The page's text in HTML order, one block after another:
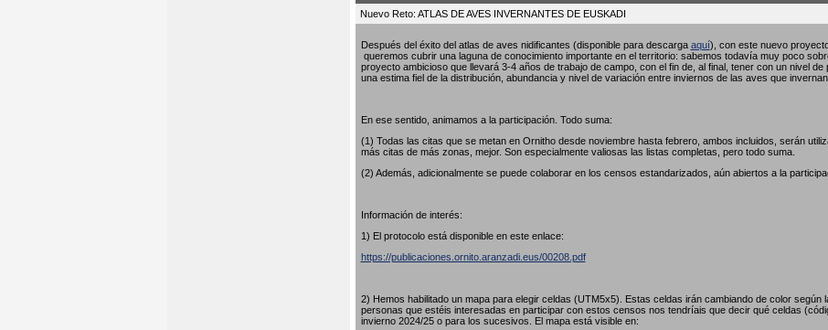
Nuevo Reto: ATLAS DE AVES INVERNANTES DE EUSKADI
Después del éxito del atlas de aves nidificantes (disponible para descarga aquí), con este nuevo
queremos cubrir una laguna de conocimiento importante en el territorio: sabemos todavía muy poco
proyecto ambicioso que llevará 3-4 años de trabajo de campo, con el fin de, al final, tener con un nivel
una estima fiel de la distribución, abundancia y nivel de variación entre inviernos de las aves que invernan
En ese sentido, animamos a la participación. Todo suma:
(1) Todas las citas que se metan en Ornitho desde noviembre hasta febrero, ambos incluidos, serán
más citas de más zonas, mejor. Son especialmente valiosas las listas completas, pero todo suma.
(2) Además, adicionalmente se puede colaborar en los censos estandarizados, aún abiertos a la
Información de interés:
1) El protocolo está disponible en este enlace:
https://publicaciones.ornito.aranzadi.eus/00208.pdf
2) Hemos habilitado un mapa para elegir celdas (UTM5x5). Estas celdas irán cambiando de color según
personas que estéis interesadas en participar con estos censos nos tendríais que decir qué celdas
invierno 2024/25 o para los sucesivos. El mapa está visible en: